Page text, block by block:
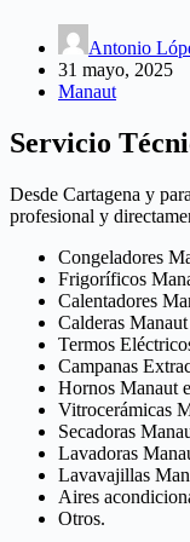
Antonio
31 mayo, 2025
Manaut
Servicio
Desde Cartagena y
profesional y
Congeladores
Frigoríficos
Calentadores
Calderas
Termos
Campanas
Hornos Manaut
Vitrocerámicas
Secadoras
Lavadoras
Lavavajillas
Aires
Otros.